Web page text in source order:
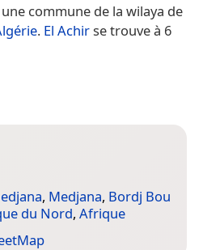
commune de la wilaya de
. El Achirse trouve à 6
, Medjana, Bordj Bou
du Nord, Afrique